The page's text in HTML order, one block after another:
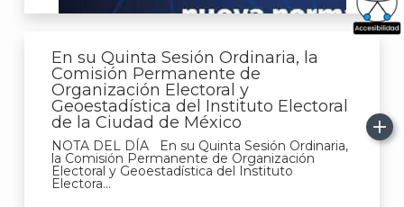
En su Quinta Sesión Ordinaria, la
Comisión Permanente de
Organización Electoral y
Geoestadística del Instituto Electoral
de la Ciudad de México
NOTA DEL DÍA En su Quinta Sesión Ordinaria,
la Comisión Permanente de Organización
Electoral y Geoestadística del Instituto
Electora...